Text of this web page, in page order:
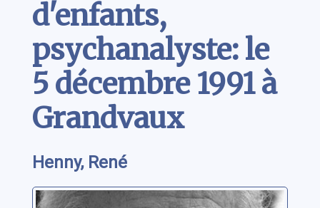
d'enfants,
psychanalyste: le
5 décembre 1991 à
Grandvaux
Henny, René